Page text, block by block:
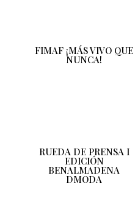
FIMAF ¡MÁS VIVO QUE
NUNCA!
RUEDA DE PRENSA I
EDICIÓN
BENALMADENA
DMODA